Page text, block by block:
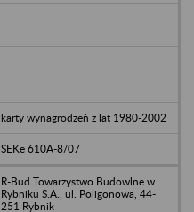
karty wynagrodzeń z lat 1980-2002
SEKe 610A-8/07
R-Bud Towarzystwo Budowlne w
Rybniku S.A., ul. Poligonowa, 44-
251 Rybnik